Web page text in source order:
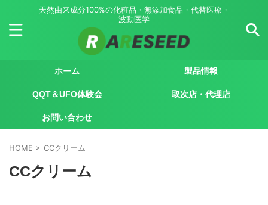
天然由来成分100%の化粧品・無添加食品・代替医療・
波動医学
ホーム 製品情報
QQT＆UFO体験会 取次店・代理店
お問い合わせ
HOME > CCクリーム
CCクリーム